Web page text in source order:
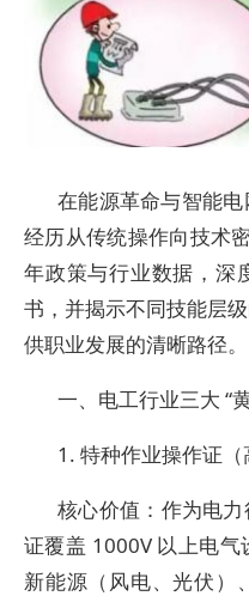
在能源革命与智能
经历从传统操作向技术
年政策与行业数据，深
书，并揭示不同技能层
供职业发展的清晰路径。
一、电工行业三大 “
1. 特种作业操作证（
核心价值：作为电力
证覆盖 1000V 以上电
新能源（风电、光伏）